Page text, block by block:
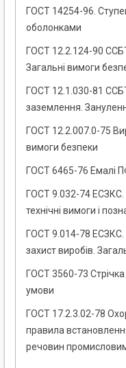
ГОСТ 14254-96.
оболонками
ГОСТ 12.2.124-90
Загальні вимоги
ГОСТ 12.1.030-81
заземлення.
ГОСТ 12.2.007.0-75
вимоги безпеки
ГОСТ 6465-76 Емалі
ГОСТ 9.032-74 ЕСЗКС.
технічні вимоги і
ГОСТ 9.014-78 ЕСЗКС.
захист виробів.
ГОСТ 3560-73 Стрічка
умови
ГОСТ 17.2.3.02-78
правила
речовин